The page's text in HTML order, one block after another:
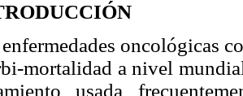
oncológicas
mortalidad a nivel
usada